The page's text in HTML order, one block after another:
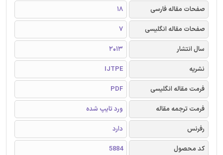
صفحات مقاله فارسی
18
صفحات مقاله انگلیسی
7
سال انتشار
2013
نشریه
IJTPE
فرمت مقاله انگلیسی
PDF
فرمت ترجمه مقاله
ورد تایپ شده
رفرنس
دارد
کد محصول
5884